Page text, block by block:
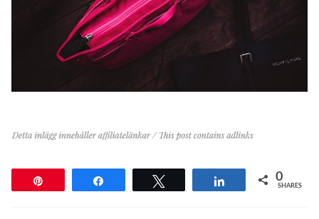
Share 0
SHARES